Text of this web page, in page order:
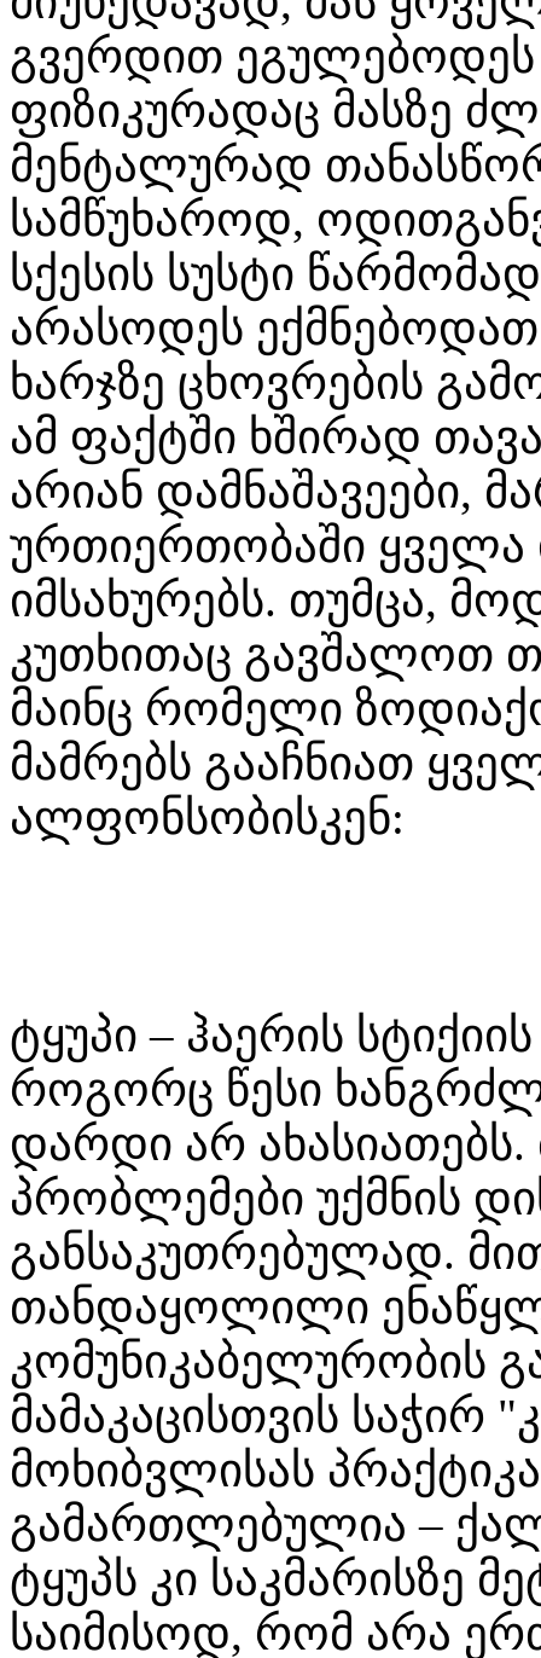
გვერდით
ფიზიკურადაც მასზე
მენტალურად
სამწუხაროდ,
სქესის სუსტი
არასოდეს
ხარჯზე ცხოვრების
ამ ფაქტში ხშირად
არიან დამნაშავეები,
ურთიერთობაში ყველა
იმსახურებს. თუმცა,
კუთხითაც გავშალოთ
მაინც რომელი
მამრებს გააჩნიათ
ალფონსობისკენ:
ტყუპი – ჰაერის
როგორც წესი
დარდი არ
პრობლემები უქმნის
განსაკუთრებულად.
თანდაყოლილი
კომუნიკაბელურობის
მამაკაცისთვის
მოხიბვლისას
გამართლებულია –
ტყუპს კი საკმარისზე
საიმისოდ, რომ არა